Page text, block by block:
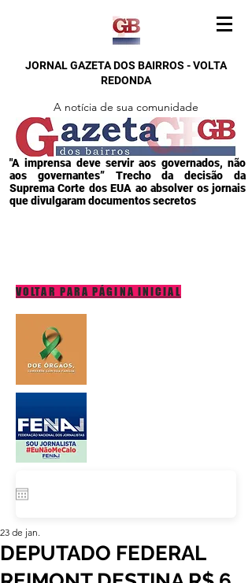
JORNAL GAZETA DOS BAIRROS - VOLTA
REDONDA
A notícia de sua comunidade
"A imprensa deve servir aos governados, não
aos governantes” Trecho da decisão da
Suprema Corte dos EUA ao absolver os jornais
que divulgaram documentos secretos
VOLTAR PARA PÁGINA INICIAL
DEPUTADO FEDERAL
23 de jan.